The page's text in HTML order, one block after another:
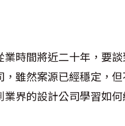
業時間將近二十年，要
，雖然案源已經穩定，
業界的設計公司學習如何